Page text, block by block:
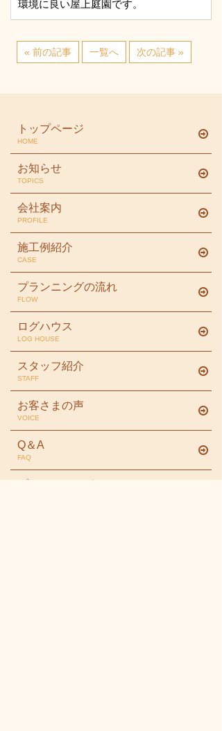
環境に良い屋上庭園です。
« 前の記事 一覧へ 次の記事 »
トップページ
HOME
お知らせ
TOPICS
会社案内
PROFILE
施工例紹介
CASE
プランニングの流れ
FLOW
ログハウス
LOG HOUSE
スタッフ紹介
STAFF
お客さまの声
VOICE
Q＆A
FAQ